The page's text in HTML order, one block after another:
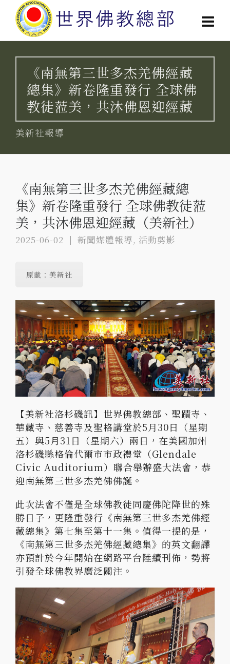
《南無第三世多杰羌佛經藏
總集》新卷隆重發行 全球佛
教徒蒞美，共沐佛恩迎經藏
美新社報導
《南無第三世多杰羌佛經藏總
集》新卷隆重發行 全球佛教徒蒞
美，共沐佛恩迎經藏（美新社）
2025-06-02 新聞媒體報導, 活動剪影
原載：美新社
【美新社洛杉磯訊】世界佛教總部、聖蹟寺、
華藏寺、慈善寺及聖格講堂於5月30日（星期
五）與5月31日（星期六）兩日，在美國加州
洛杉磯縣格倫代爾市市政禮堂（Glendale
Civic Auditorium）聯合舉辦盛大法會，恭
迎南無第三世多杰羌佛佛誕。
此次法會不僅是全球佛教徒同慶佛陀降世的殊
勝日子，更隆重發行《南無第三世多杰羌佛經
藏總集》第七集至第十一集。值得一提的是，
《南無第三世多杰羌佛經藏總集》的英文翻譯
亦預計於今年開始在網路平台陸續刊佈，勢將
引發全球佛教界廣泛關注。